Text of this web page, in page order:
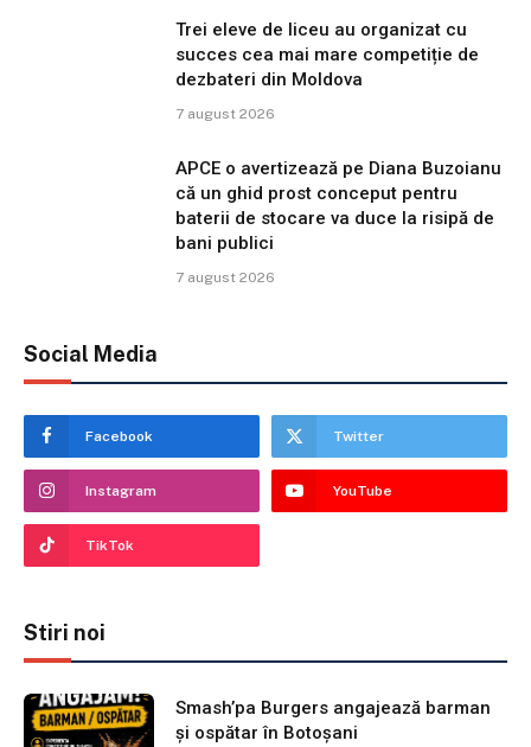
Trei eleve de liceu au organizat cu
succes cea mai mare competiție de
dezbateri din Moldova
7 august 2026
APCE o avertizează pe Diana Buzoianu
că un ghid prost conceput pentru
baterii de stocare va duce la risipă de
bani publici
7 august 2026
Social Media
Facebook Twitter
Instagram YouTube
TikTok
Stiri noi
Smash’pa Burgers angajează barman
și ospătar în Botoșani